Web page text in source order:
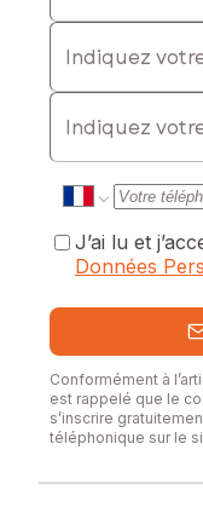
Indiquez votre
E-mail
J’ai lu et
Données
Conformément à
est rappelé que le
s’inscrire
téléphonique sur le